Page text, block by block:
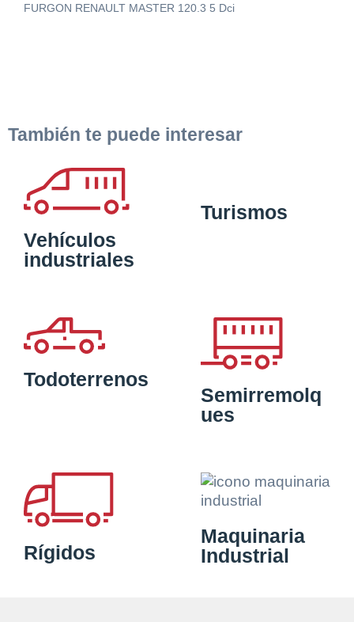
FURGON RENAULT MASTER 120.3 5 Dci
También te puede interesar
Vehículos
industriales
Turismos
Todoterrenos
Semirremolq
ues
Rígidos
Maquinaria
Industrial